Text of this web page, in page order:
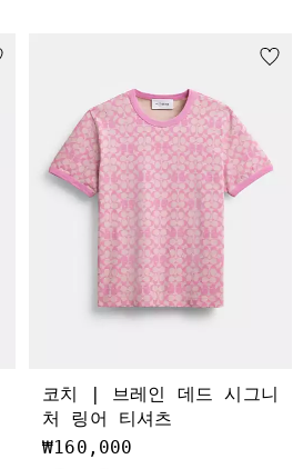
코치 | 브레인 데드 시그니
처 링어 티셔츠
₩160,000